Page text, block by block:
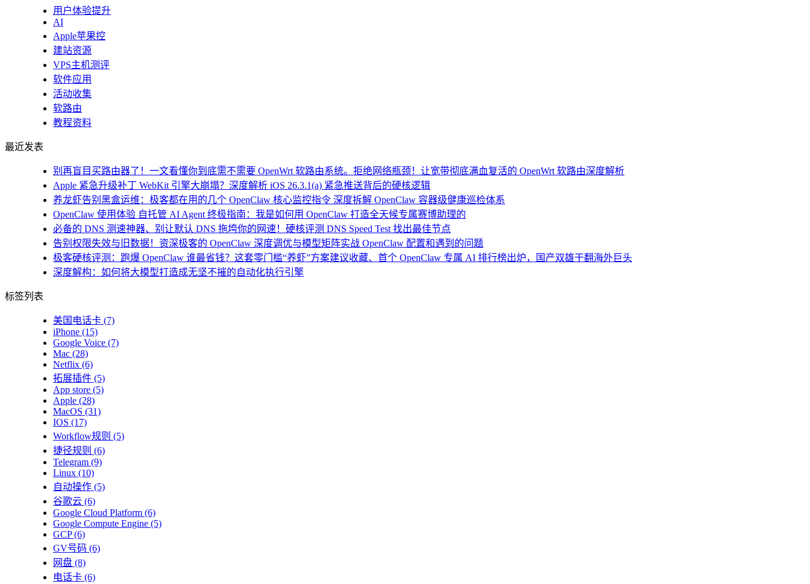
用户体验提升
AI
Apple苹果控
建站资源
VPS主机测评
软件应用
活动收集
软路由
教程资料
最近发表
别再盲目买路由器了！一文看懂你到底需不需要 OpenWrt 软路由系统。拒绝网络瓶颈！让宽带彻底满血复活的 OpenWrt 软路由深度解析
Apple 紧急升级补丁 WebKit 引擎大崩塌？深度解析 iOS 26.3.1(a) 紧急推送背后的硬核逻辑
养龙虾告别黑盒运维：极客都在用的几个 OpenClaw 核心监控指令 深度拆解 OpenClaw 容器级健康巡检体系
OpenClaw 使用体验 自托管 AI Agent 终极指南：我是如何用 OpenClaw 打造全天候专属赛博助理的
必备的 DNS 测速神器、别让默认 DNS 拖垮你的网速！硬核评测 DNS Speed Test 找出最佳节点
告别权限失效与旧数据！资深极客的 OpenClaw 深度调优与模型矩阵实战 OpenClaw 配置和遇到的问题
极客硬核评测：跑爆 OpenClaw 谁最省钱？这套零门槛“养虾”方案建议收藏、首个 OpenClaw 专属 AI 排行榜出炉，国产双雄干翻海外巨头
深度解构：如何将大模型打造成无坚不摧的自动化执行引擎
标签列表
美国电话卡 (7)
iPhone (15)
Google Voice (7)
Mac (28)
Netflix (6)
拓展插件 (5)
App store (5)
Apple (28)
MacOS (31)
IOS (17)
Workflow规则 (5)
捷径规则 (6)
Telegram (9)
Linux (10)
自动操作 (5)
谷歌云 (6)
Google Cloud Platform (6)
Google Compute Engine (5)
GCP(6)
GV号码 (6)
网盘 (8)
电话卡 (6)